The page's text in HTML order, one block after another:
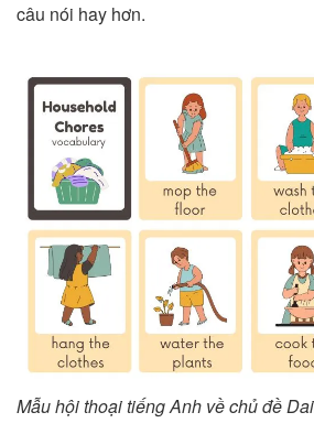
câu nói hay hơn.
Mẫu hội thoại tiếng Anh về chủ đề